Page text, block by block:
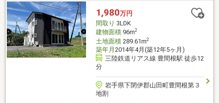
1,980万円
間取り 3LDK
建物面積96m2
土地面積289.61m2
築年月 2014年4月(築12年5ヶ月)
三陸鉄道リアス線 豊間根駅 徒歩12
分
岩手県下閉伊郡山田町豊間根第３
地割